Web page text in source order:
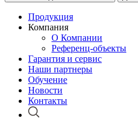
Продукция
Компания
О Компании
Референц-объекты
Гарантия и сервис
Наши партнеры
Обучение
Новости
Контакты